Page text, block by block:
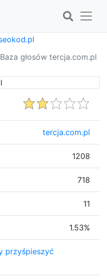
Baza głosów tercja.com.pl
tercja.com.pl
1208
718
11
1.53%
przyśpieszyć